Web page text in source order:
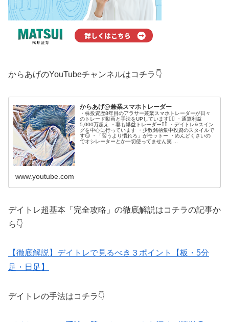
からあげのYouTubeチャンネルはコチラ👇
からあげ@兼業スマホトレーダー
・株投資歴8年目のアラサー兼業スマホトレーダーが日々
のトレード動画と手法をUPしています🙋‍♂️ ・通算利益
5,000万超え ・妻も爆益トレーダー💁‍♀️ ・デイトレ&スイン
グを中心に行っています ・少数銘柄集中投資のスタイルで
す😏 ・「習うより慣れろ」がモットー ・めんどくさいの
でオシレーターとか一切使ってません笑 ...
www.youtube.com
デイトレ超基本「完全攻略」の徹底解説はコチラの記事か
ら👇
【徹底解説】デイトレで見るべき３ポイント【板・5分
足・日足】
デイトレの手法はコチラ👇